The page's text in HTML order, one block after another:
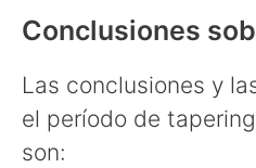
Conclusiones
Las conclusiones y
el período de
son: